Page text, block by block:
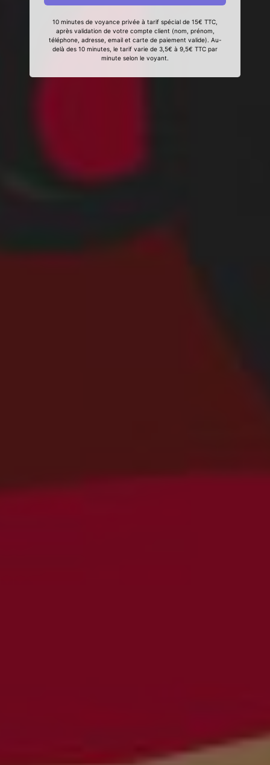
10 minutes de voyance privée à tarif spécial de 15€ TTC,
après validation de votre compte client (nom, prénom,
téléphone, adresse, email et carte de paiement valide). Au-
delà des 10 minutes, le tarif varie de 3,5€ à 9,5€ TTC par
minute selon le voyant.